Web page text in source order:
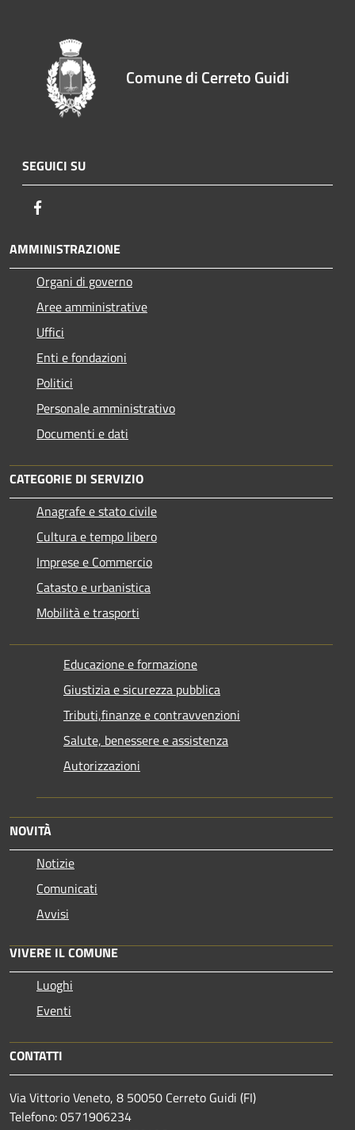
Comune di Cerreto Guidi
SEGUICI SU
AMMINISTRAZIONE
Organi di governo
Aree amministrative
Uffici
Enti e fondazioni
Politici
Personale amministrativo
Documenti e dati
CATEGORIE DI SERVIZIO
Anagrafe e stato civile
Cultura e tempo libero
Imprese e Commercio
Catasto e urbanistica
Mobilità e trasporti
Educazione e formazione
Giustizia e sicurezza pubblica
Tributi,finanze e contravvenzioni
Salute, benessere e assistenza
Autorizzazioni
NOVITÀ
Notizie
Comunicati
Avvisi
VIVERE IL COMUNE
Luoghi
Eventi
CONTATTI
Via Vittorio Veneto, 8 50050 Cerreto Guidi (FI)
Telefono: 0571906234